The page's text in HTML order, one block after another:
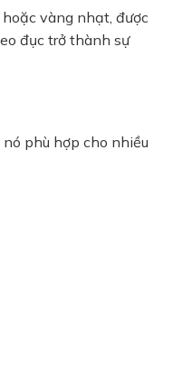
vàng nhạt, được
đục trở thành sự
phù hợp cho nhiều